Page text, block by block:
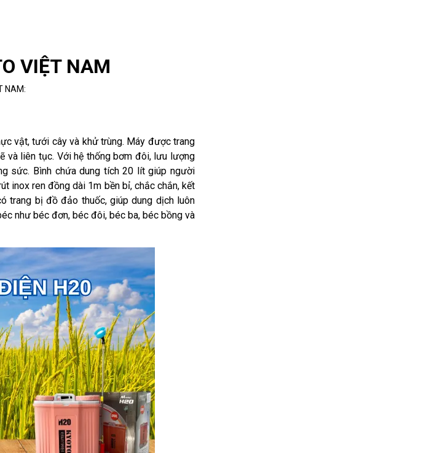
VIỆT NAM
NAM:
vật, tưới cây và khử trùng. Máy được trang
và liên tục. Với hệ thống bơm đôi, lưu lượng
sức. Bình chứa dung tích 20 lít giúp người
inox ren đồng dài 1m bền bỉ, chắc chắn, kết
trang bị đồ đảo thuốc, giúp dung dịch luôn
như béc đơn, béc đôi, béc ba, béc bồng và